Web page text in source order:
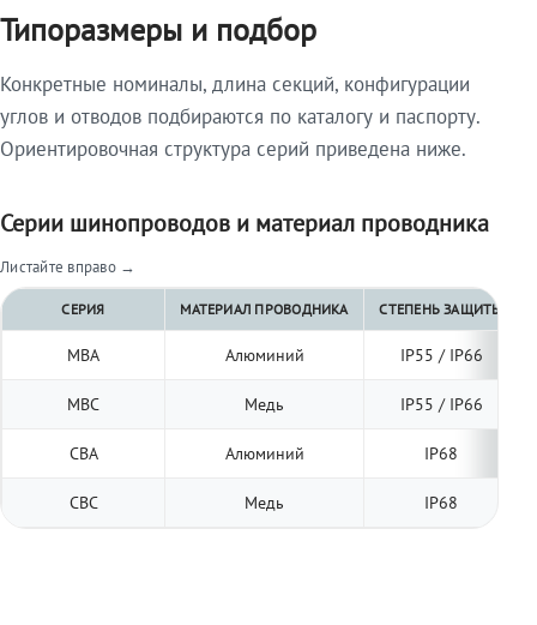
Типоразмеры и подбор
Конкретные номиналы, длина секций, конфигурации
углов и отводов подбираются по каталогу и паспорту.
Ориентировочная структура серий приведена ниже.
Серии шинопроводов и материал проводника
Листайте вправо →
СЕРИЯ МАТЕРИАЛ ПРОВОДНИКА СТЕПЕНЬ ЗАЩИТЫ
МВА Алюминий IP55 / IP66
МВС Медь IP55 / IP66
СВА Алюминий IP68
СВС Медь IP68